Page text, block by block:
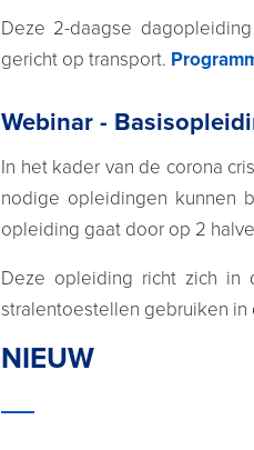
Deze 2-daagse
gericht op transport.
Webinar -
In het kader van de corona
nodige opleidingen kunnen
opleiding gaat door op 2
Deze opleiding richt zich in
stralentoestellen gebruiken in
NIEUW